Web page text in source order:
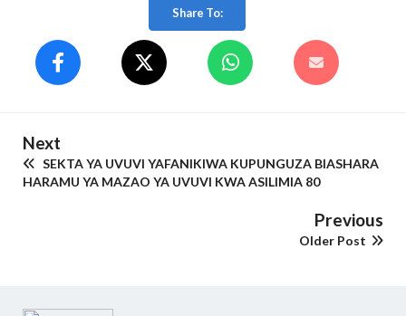
Share To:
Next
SEKTA YA UVUVI YAFANIKIWA KUPUNGUZA BIASHARA
HARAMU YA MAZAO YA UVUVI KWA ASILIMIA 80
Previous
Older Post